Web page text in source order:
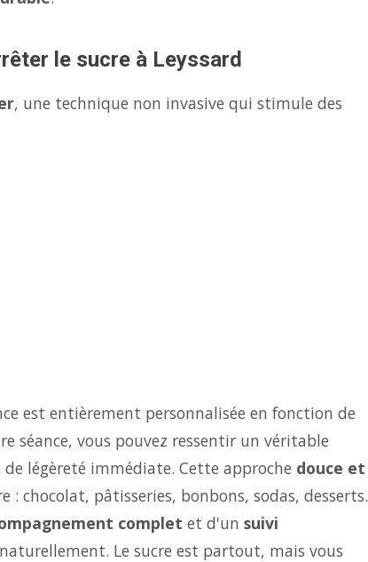
le sucre à Leyssard
, une technique non invasive qui stimule des
est entièrement personnalisée en fonction de
séance, vous pouvez ressentir un véritable
légèreté immédiate. Cette approche douce et
: chocolat, pâtisseries, bonbons, sodas, desserts.
complet et d'un suivi
Le sucre est partout, mais vous